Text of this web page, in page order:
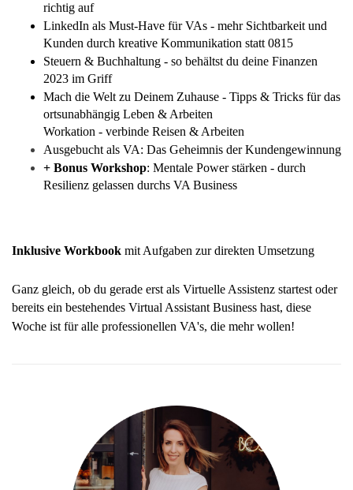
richtig auf
LinkedIn als Must-Have für VAs - mehr Sichtbarkeit und
Kunden durch kreative Kommunikation statt 0815
Steuern & Buchhaltung - so behältst du deine Finanzen
2023 im Griff
Mach die Welt zu Deinem Zuhause - Tipps & Tricks für das
ortsunabhängig Leben & Arbeiten
Workation - verbinde Reisen & Arbeiten
Ausgebucht als VA: Das Geheimnis der Kundengewinnung
+ Bonus Workshop: Mentale Power stärken - durch
Resilienz gelassen durchs VA Business
Inklusive Workbook mit Aufgaben zur direkten Umsetzung
Ganz gleich, ob du gerade erst als Virtuelle Assistenz startest oder
bereits ein bestehendes Virtual Assistant Business hast, diese
Woche ist für alle professionellen VA's, die mehr wollen!